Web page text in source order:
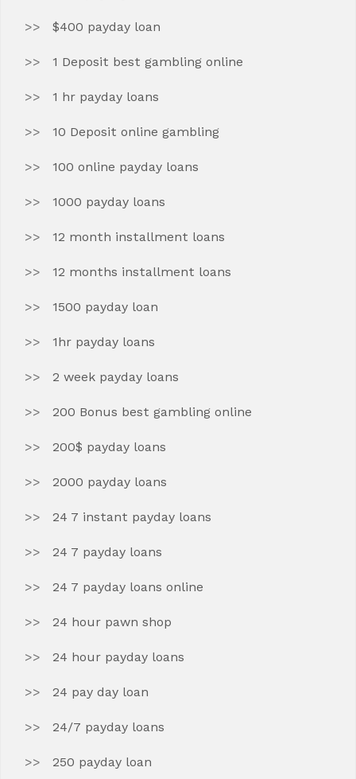
$400 payday loan
1 Deposit best gambling online
1 hr payday loans
10 Deposit online gambling
100 online payday loans
1000 payday loans
12 month installment loans
12 months installment loans
1500 payday loan
1hr payday loans
2 week payday loans
200 Bonus best gambling online
200$ payday loans
2000 payday loans
24 7 instant payday loans
24 7 payday loans
24 7 payday loans online
24 hour pawn shop
24 hour payday loans
24 pay day loan
24/7 payday loans
250 payday loan